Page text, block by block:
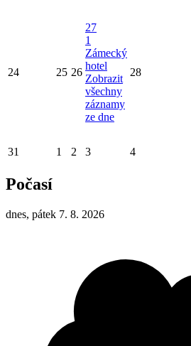
24 25 26
27
1
Zámecký
hotel
Zobrazit
všechny
záznamy
ze dne
28
31
1 2 3 4
Počasí
dnes, pátek 7. 8. 2026